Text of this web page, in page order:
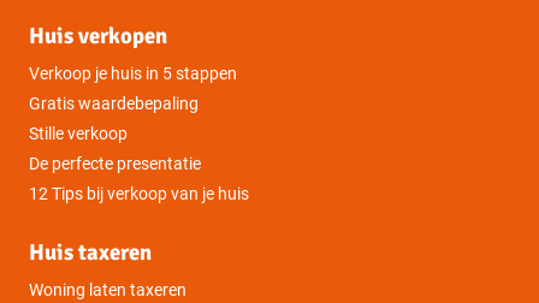
Huis verkopen
Verkoop je huis in 5 stappen
Gratis waardebepaling
Stille verkoop
De perfecte presentatie
12 Tips bij verkoop van je huis
Huis taxeren
Woning laten taxeren